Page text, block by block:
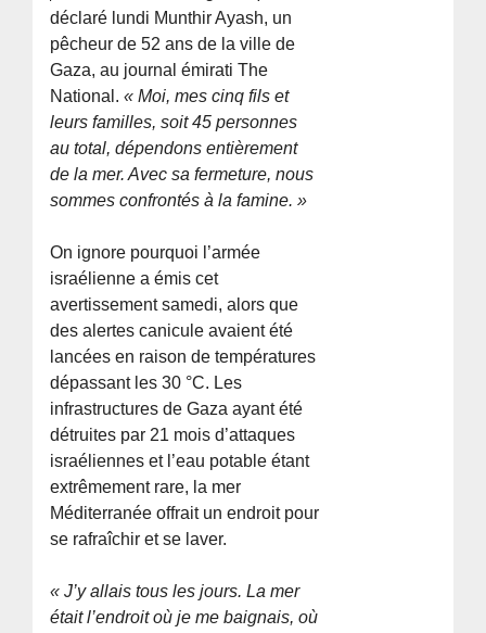
déclaré lundi Munthir Ayash, un
pêcheur de 52 ans de la ville de
Gaza, au journal émirati The
National. « Moi, mes cinq fils et
leurs familles, soit 45 personnes
au total, dépendons entièrement
de la mer. Avec sa fermeture, nous
sommes confrontés à la famine. »
On ignore pourquoi l’armée
israélienne a émis cet
avertissement samedi, alors que
des alertes canicule avaient été
lancées en raison de températures
dépassant les 30 °C. Les
infrastructures de Gaza ayant été
détruites par 21 mois d’attaques
israéliennes et l’eau potable étant
extrêmement rare, la mer
Méditerranée offrait un endroit pour
se rafraîchir et se laver.
« J’y allais tous les jours. La mer
était l’endroit où je me baignais, où